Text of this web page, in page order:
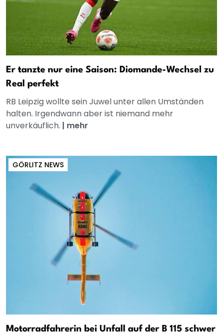
Er tanzte nur eine Saison: Diomande-Wechsel zu
Real perfekt
RB Leipzig wollte sein Juwel unter allen Umständen
halten. Irgendwann aber ist niemand mehr
unverkäuflich. | mehr
GÖRLITZ NEWS
Motorradfahrerin bei Unfall auf der B 115 schwer